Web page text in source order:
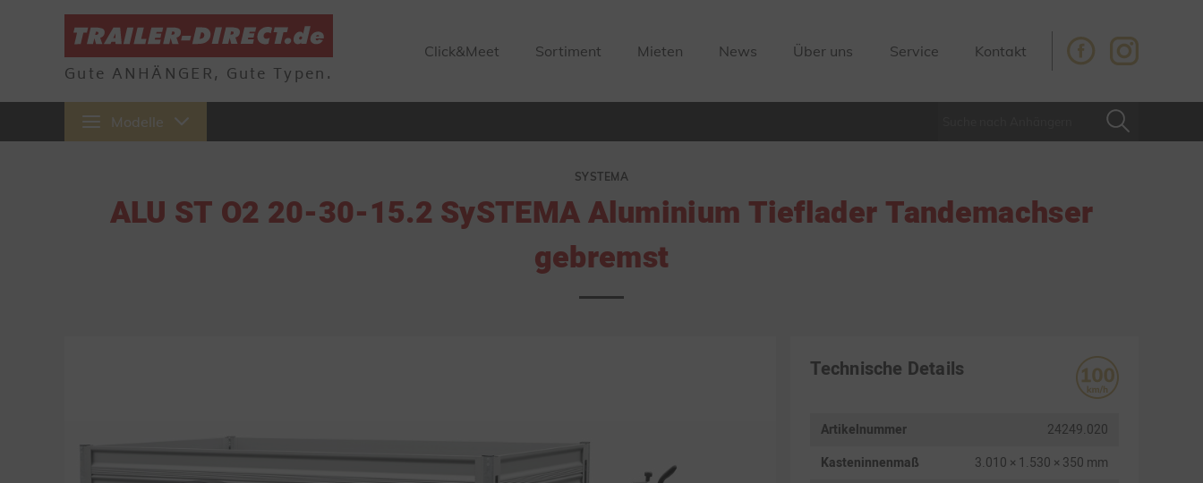
Gute ANHÄNGER, Gute Typen.
Click&Meet Sortiment Mieten News Über uns Service Kontakt
Modelle
SYSTEMA
ALU ST O2 20-30-15.2 SySTEMA Aluminium Tieflader Tandemachser
gebremst
Technische Details
Artikelnummer
24249.020
Kasteninnenmaß
3.010 × 1.530 × 350 mm